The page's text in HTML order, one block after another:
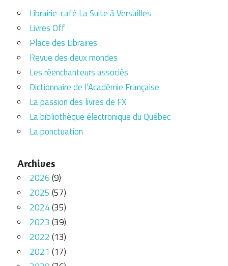
Librairie-café La Suite à Versailles
Livres Off
Place des Libraires
Revue des deux mondes
Les réenchanteurs associés
Dictionnaire de l’Académie Française
La passion des livres de FX
La bibliothèque électronique du Québec
La ponctuation
Archives
2026(9)
2025 (57)
2024(35)
2023 (39)
2022 (13)
2021 (17)